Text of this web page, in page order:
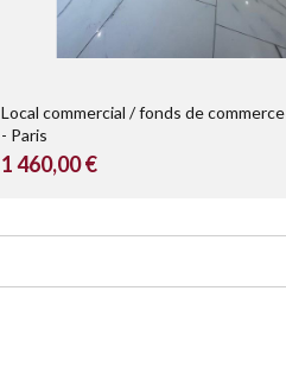
Local commercial / fonds de commerce
Paris
1 460,00 €